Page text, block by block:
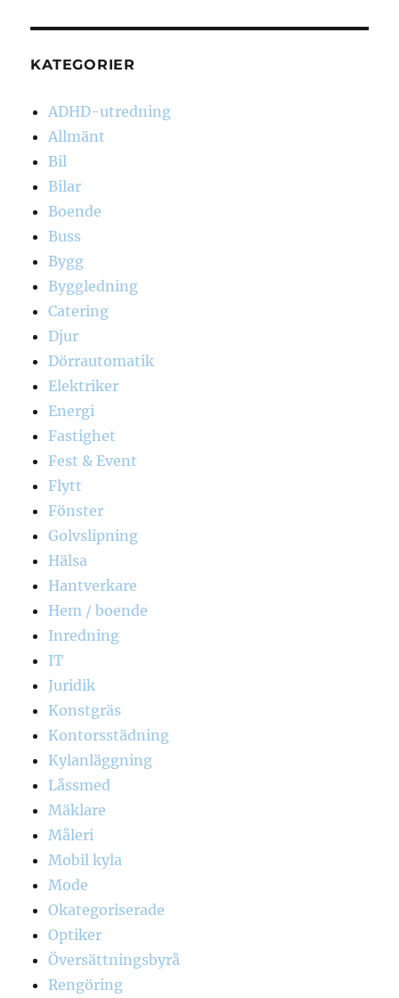
KATEGORIER
ADHD-utredning
Allmänt
Bil
Bilar
Boende
Buss
Bygg
Byggledning
Catering
Djur
Dörrautomatik
Elektriker
Energi
Fastighet
Fest & Event
Flytt
Fönster
Golvslipning
Hälsa
Hantverkare
Hem / boende
Inredning
IT
Juridik
Konstgräs
Kontorsstädning
Kylanläggning
Låssmed
Mäklare
Måleri
Mobil kyla
Mode
Okategoriserade
Optiker
Översättningsbyrå
Rengöring